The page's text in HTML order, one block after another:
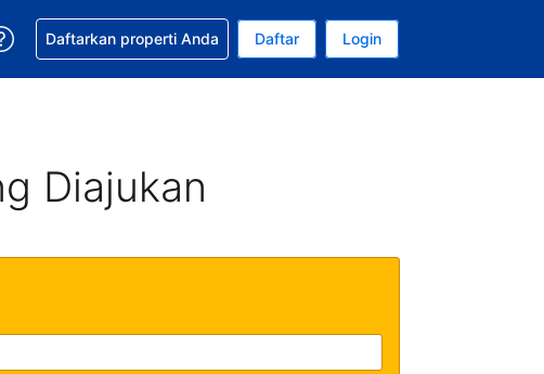
Mata uang Anda saat ini adalah Rupiah Indonesia
Anda. Bahasa Anda saat ini adalah Bahasa Indonesia
Dapatkan bantuan untuk pemesanan Anda
Daftarkan properti Anda Daftar Login
Diajukan